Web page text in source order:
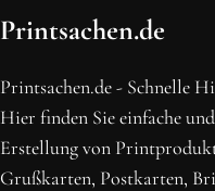
OH SCHON AM
BLEIBE MIT
Erhalte die neusten
Printsachen.de
Printsachen.de - Schnelle
Hier finden Sie einfache
Erstellung von
Grußkarten, Postkarten,